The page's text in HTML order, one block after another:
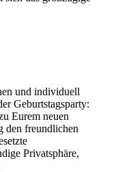
und individuell
Geburtstagsparty:
Eurem neuen
den freundlichen
Privatsphäre,